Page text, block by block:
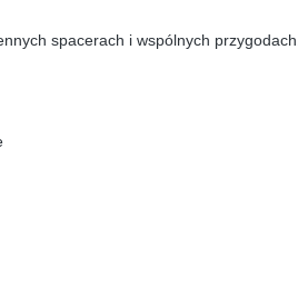
spacerach i wspólnych